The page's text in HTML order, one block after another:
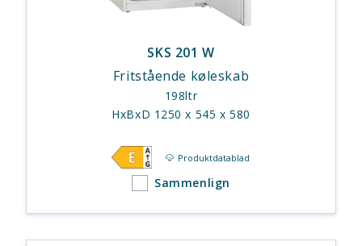
SKS 201 W
Fritstående køleskab
198ltr
HxBxD 1250 x 545 x 580
Produktdatablad
Sammenlign